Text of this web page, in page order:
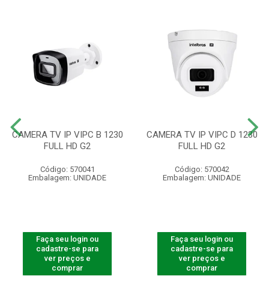
CAMERA TV IP VIPC B 1230
FULL HD G2
Código: 570041
Embalagem: UNIDADE
Faça seu login ou
cadastre-se para
ver preços e
comprar
CAMERA TV IP VIPC D 1230
FULL HD G2
Código: 570042
Embalagem: UNIDADE
Faça seu login ou
cadastre-se para
ver preços e
comprar